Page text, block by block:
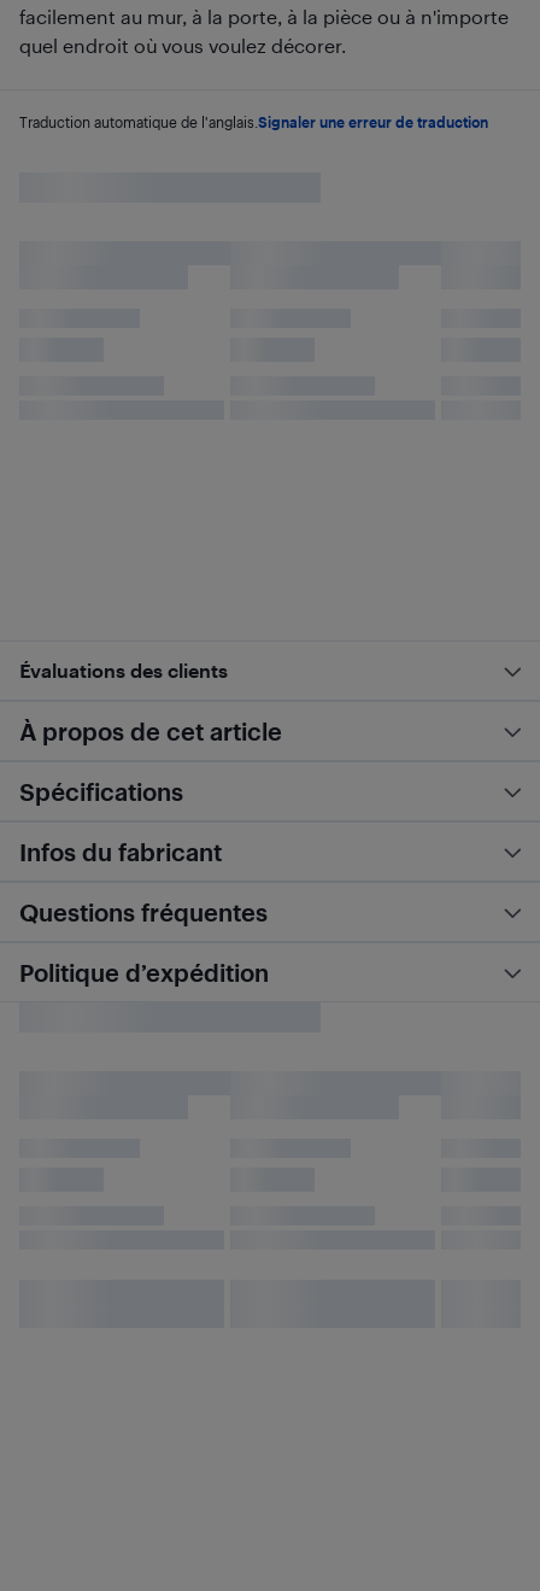
facilement au mur, à la porte, à la pièce ou à n'importe
quel endroit où vous voulez décorer.
Traduction automatique de l'anglais. Signaler une erreur de traduction
Évaluations des clients
À propos de cet article
Spécifications
Infos du fabricant
Questions fréquentes
Politique d’expédition